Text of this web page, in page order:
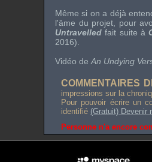
Même si on a déjà
l'âme du projet, pour
Untravelled fait suite à
2016).
Vidéo de An Undying
COMMENTAIRES
impressions sur la
Pour pouvoir écrire un
identifié (Gratuit) Devenir
Personne n'a encore